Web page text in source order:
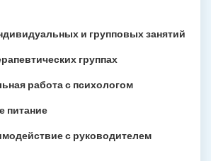
и групповых занятий
группах
работа с психологом
питание
с руководителем